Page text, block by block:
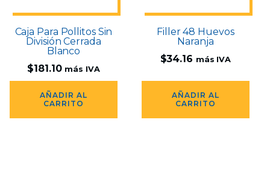
Caja Para Pollitos Sin
División Cerrada
Blanco
$181.10 más IVA
AÑADIR AL
CARRITO
Filler 48 Huevos
Naranja
$34.16 más IVA
AÑADIR AL
CARRITO